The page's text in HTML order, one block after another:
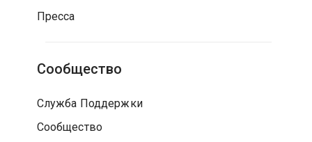
Пресса
Сообщество
Служба Поддержки
Сообщество